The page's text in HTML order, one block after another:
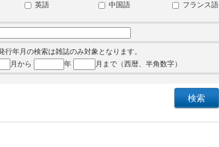
英語 中国語 フランス語
行年月の検索は雑誌のみ対象となります。
月から 年 月まで（西暦、半角数字）